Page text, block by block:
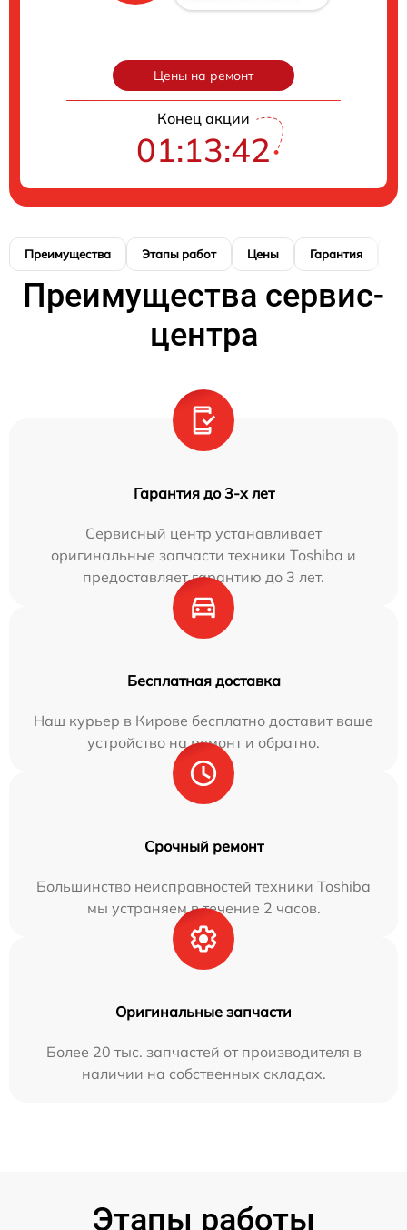
Цены на ремонт
Конец акции
01:13:41
Преимущества Этапы работ Цены Гарантия
Преимущества сервис-
центра
Гарантия до 3-х лет
Сервисный центр устанавливает
оригинальные запчасти техники Toshiba и
предоставляет гарантию до 3 лет.
Бесплатная доставка
Наш курьер в Кирове бесплатно доставит ваше
устройство на ремонт и обратно.
Срочный ремонт
Большинство неисправностей техники Toshiba
мы устраняем в течение 2 часов.
Оригинальные запчасти
Более 20 тыс. запчастей от производителя в
наличии на собственных складах.
Этапы работы